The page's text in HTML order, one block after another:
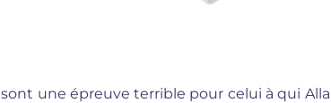
sont une épreuve terrible pour celui à qui